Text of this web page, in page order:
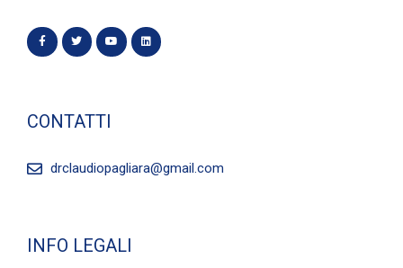
CONTATTI
drclaudiopagliara@gmail.com
INFO LEGALI